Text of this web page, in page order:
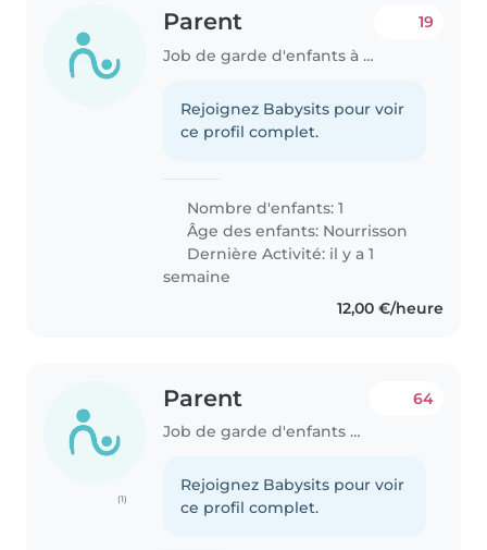
Parent
Job de garde d'enfants à Neuilly-sur-Seine
19
Rejoignez Babysits pour voir
ce profil complet.
Nombre d'enfants: 1
Âge des enfants: Nourrisson
Dernière Activité: il y a 1
semaine
12,00 €/heure
(1)
Parent
Job de garde d'enfants à Neuilly-sur-Seine
64
Rejoignez Babysits pour voir
ce profil complet.